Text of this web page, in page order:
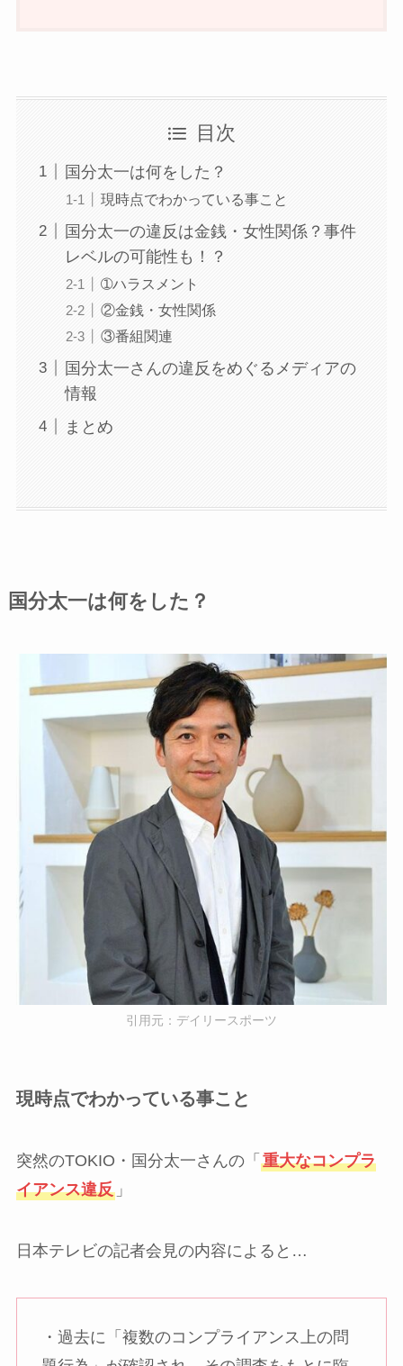
目次
国分太一は何をした？
現時点でわかっている事こと
国分太一の違反は金銭・女性関係？事件
レベルの可能性も！？
➀ハラスメント
②金銭・女性関係
③番組関連
国分太一さんの違反をめぐるメディアの
情報
まとめ
国分太一は何をした？
引用元：デイリースポーツ
現時点でわかっている事こと
突然のTOKIO・国分太一さんの「 重大なコンプラ
イアンス違反」
日本テレビの記者会見の内容によると…
・過去に「複数のコンプライアンス上の問